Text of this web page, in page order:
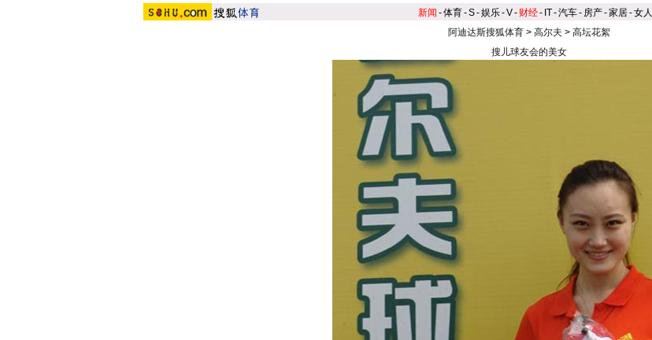
新闻 -体育-S-娱乐-V- 财经- IT-汽车- 房产-家居-女人
阿迪达斯搜狐体育 > 高尔夫 > 高坛花絮
搜儿球友会的美女